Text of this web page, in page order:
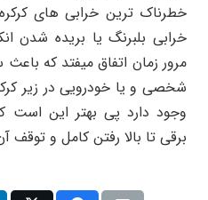
خطرناک ترین خرابی های
خرابی بلبرنگ یا بریده شدن
مرور زمان اتفاق میفتد که
شخصی و یا خودرویی در زیر
وجود دارد پی بهتر این است
برقی تا بالا رفتن کامل و توقف